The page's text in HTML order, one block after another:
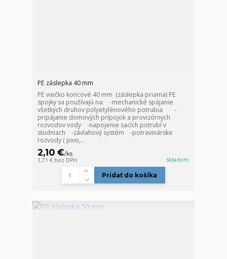
PE záslepka 40 mm
PE viečko koncové 40 mm (záslepka priama) PE
spojky sa používajú na: -mechanické spájanie
všetkých druhov polyetylénového potrubia -
pripájanie domových prípojok a provizórnych
rozvodov vody -napojenie sacích potrubí v
studniach -závlahový systém -potravinárske
rozvody ( pivo,...
2,10 €/ks
1,71 € bez DPH skladom
Pridať do košíka